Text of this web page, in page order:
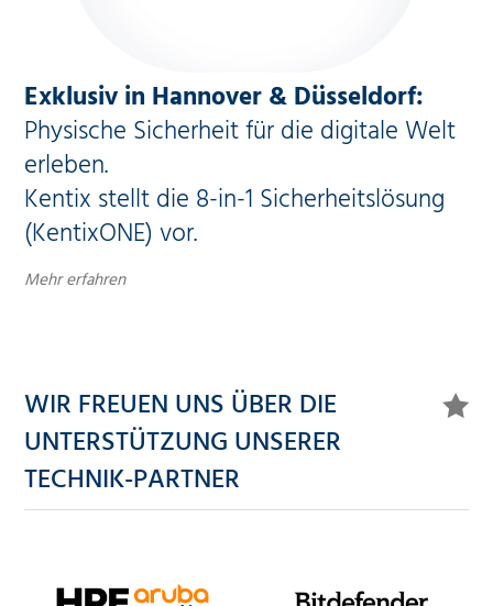
Exklusiv in Hannover & Düsseldorf:
Physische Sicherheit für die digitale Welt
erleben.
Kentix stellt die 8-in-1 Sicherheitslösung
(KentixONE) vor.
Mehr erfahren
WIR FREUEN UNS ÜBER DIE
UNTERSTÜTZUNG UNSERER
TECHNIK-PARTNER